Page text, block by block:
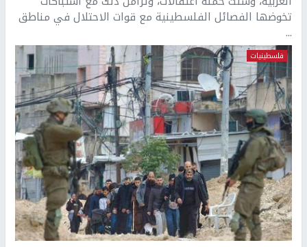
تخوضها الفصائل الفلسطينية مع قوات الاحتلال في مناطق
...
فلسطينيات